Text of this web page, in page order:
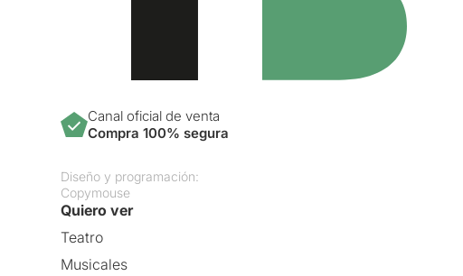
Canal oficial de venta
Compra 100% segura
Diseño y programación:
Copymouse
Quiero ver
Teatro
Musicales